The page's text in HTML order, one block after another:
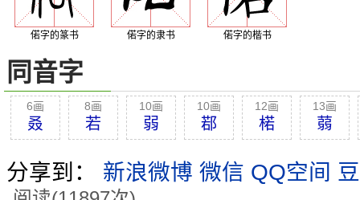
偌字的篆书 偌字的隶书 偌字的楷书
同音字
6画
叒
8画
若
10画
弱
10画
鄀
12画
楉
13画
蒻
分享到： 新浪微博 微信 QQ空间